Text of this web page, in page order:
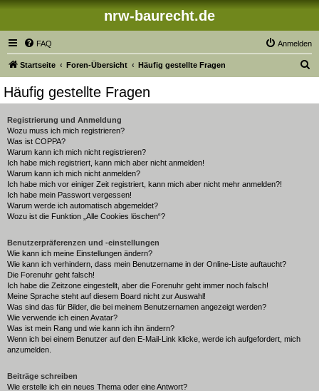
nrw-baurecht.de
FAQ Anmelden
Startseite Foren-Übersicht Häufig gestellte Fragen
Häufig gestellte Fragen
Registrierung und Anmeldung
Wozu muss ich mich registrieren?
Was ist COPPA?
Warum kann ich mich nicht registrieren?
Ich habe mich registriert, kann mich aber nicht anmelden!
Warum kann ich mich nicht anmelden?
Ich habe mich vor einiger Zeit registriert, kann mich aber nicht mehr anmelden?!
Ich habe mein Passwort vergessen!
Warum werde ich automatisch abgemeldet?
Wozu ist die Funktion „Alle Cookies löschen“?
Benutzerpräferenzen und -einstellungen
Wie kann ich meine Einstellungen ändern?
Wie kann ich verhindern, dass mein Benutzername in der Online-Liste auftaucht?
Die Forenuhr geht falsch!
Ich habe die Zeitzone eingestellt, aber die Forenuhr geht immer noch falsch!
Meine Sprache steht auf diesem Board nicht zur Auswahl!
Was sind das für Bilder, die bei meinem Benutzernamen angezeigt werden?
Wie verwende ich einen Avatar?
Was ist mein Rang und wie kann ich ihn ändern?
Wenn ich bei einem Benutzer auf den E-Mail-Link klicke, werde ich aufgefordert, mich
anzumelden.
Beiträge schreiben
Wie erstelle ich ein neues Thema oder eine Antwort?